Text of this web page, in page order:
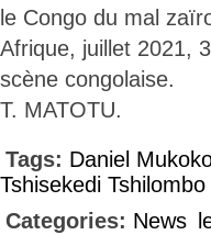
le Congo du mal
Afrique, juillet 2021,
scène congolaise.
T. MATOTU.
Tags: Daniel
Tshisekedi Tshilombo
Categories: News